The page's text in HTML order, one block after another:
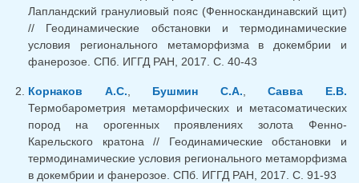
Лапландский гранулиовый пояс (Фенноскандинавский щит)
// Геодинамические обстановки и термодинамические
условия регионального метаморфизма в докембрии и
фанерозое. СПб. ИГГД РАН, 2017. С. 40-43
Корнаков А.С. Бушмин С.А. ,Савва Е.В.
Термобарометрия метаморфических и метасоматических
пород на орогенных проявлениях золота Фенно-
Карельского кратона // Геодинамические обстановки и
термодинамические условия регионального метаморфизма
в докембрии и фанерозое. СПб. ИГГД РАН, 2017. С. 91-93